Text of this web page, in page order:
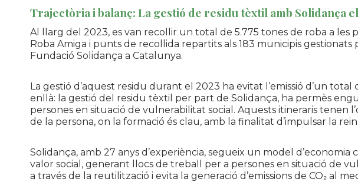
Trajectòria i balanç: La gestió de residu tèxtil amb Solidança
Al llarg del 2023, es van recollir un total de 5.775 tones de roba a les
Roba Amiga i punts de recollida repartits als 183 municipis gestionats
Fundació Solidança a Catalunya.
La gestió d’aquest residu durant el 2023 ha evitat l’emissió d’un
enllà: la gestió del residu tèxtil per part de Solidança, ha permès
persones en situació de vulnerabilitat social. Aquests itineraris tenen
de la persona, on la formació és clau, amb la finalitat d’impulsar la
Solidança, amb 27 anys d’experiència, segueix un model
valor social, generant llocs de treball per a persones en situació de
a través de la reutilització i evita la generació d’emissions de CO₂ al